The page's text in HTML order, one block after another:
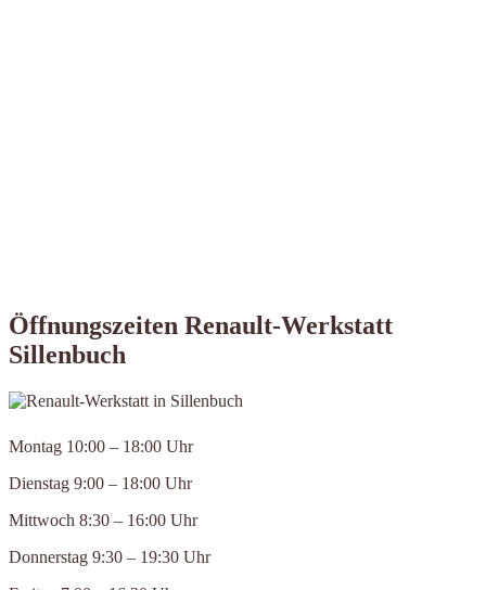
Öffnungszeiten Renault-Werkstatt
Sillenbuch
Montag 10:00 – 18:00 Uhr
Dienstag 9:00 – 18:00 Uhr
Mittwoch 8:30 – 16:00 Uhr
Donnerstag 9:30 – 19:30 Uhr